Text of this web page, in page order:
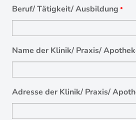
Beruf/ Tätigkeit/ Ausbildung *
Name der Klinik/ Praxis/
Adresse der Klinik/ Praxis/